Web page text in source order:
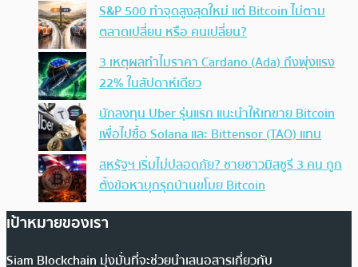
S&P 500 ทำจุดสูงสุดใหม่ แต่ Bitcoin ไม่ตาม
ตลาดเปลี่ยน หรือ คนเปลี่ยน?
3 เหตุผลทำไมราคา Cardano (Ada) ถึงพุ่งแรง
22% ในสัปดาห์เดียว
นักลงทุน Uber รุ่นแรก แนะนำให้เทขาย Bitcoin
เพื่อไปซื้อ Solana และ Bittensor (TAO) แทน
สหรัฐฯ เริ่มไม่ปลอดภัย? ชายชาวมิสซูรี 3 คน ถูก
ตั้งข้อหาบุกรุกบ้านขโมย Bitcoin
เป้าหมายของเรา
Siam Blockchain มุ่งมั่นที่จะช่วยนำเสนอสารเกี่ยวกับ